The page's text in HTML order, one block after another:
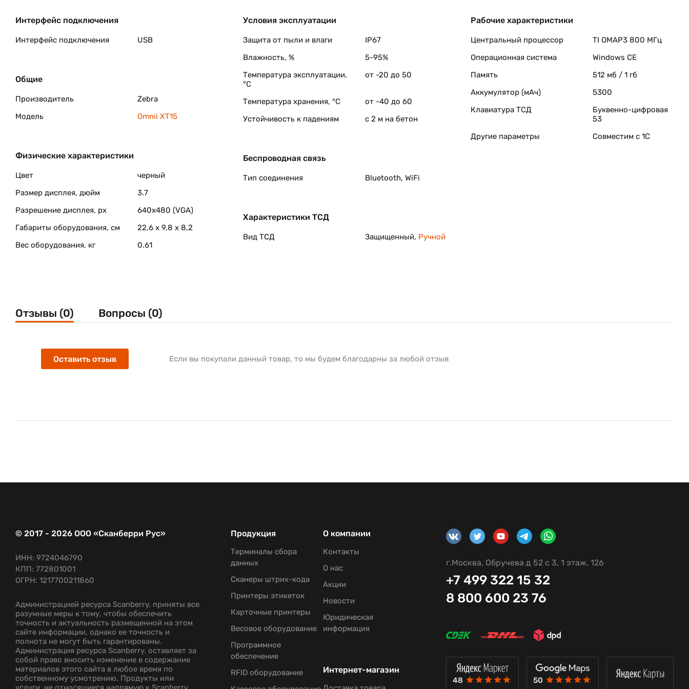
Интерфейс подключения
Интерфейс подключения USB
Общие
Производитель
Zebra
Модель
Omnii XT15
Физические характеристики
Цвет
черный
Размер дисплея, дюйм
3.7
Разрешение дисплея, px
640х480 (VGA)
Габариты оборудования, см
22,6 x 9,8 x 8,2
Вес оборудования, кг
0.61
Условия эксплуатации
Защита от пыли и влаги
IP67
Влажность, %
5-95%
Температура эксплуатации,
°C
от -20 до 50
Температура хранения, °C
от -40 до 60
Устойчивость к падениям
с 2 м на бетон
Беспроводная связь
Тип соединения Bluetooth, WiFi
Характеристики ТСД
Вид ТСД Защищенный, Ручной
Рабочие характеристики
Центральный процессор
TI OMAP3 800 МГц
Операционная система
Windows CE
Память
512 мб / 1 гб
Аккумулятор (мАч)
5300
Клавиатура ТСД
Буквенно-цифровая
53
Другие параметры
Совместим с 1С
Отзывы (0) Вопросы (0)
Оставить отзыв Если вы покупали данный товар, то мы будем благодарны за любой отзыв
© 2017 - 2026 ООО «Сканберри Рус»
ИНН: 9724046790
КПП: 772801001
ОГРН: 1217700211860
Продукция
Терминалы сбора
данных
Сканеры штрих-кода
Принтеры этикеток
Карточные принтеры
Весовое оборудование
Программное
обеспечение
RFID оборудование
О компании
Контакты
О нас
Акции
Новости
Юридическая
информация
Интернет-магазин
г.Москва, Обручева д 52 с 3, 1 этаж, 126
+7 499 322 15 32
8 800 600 23 76
48 50